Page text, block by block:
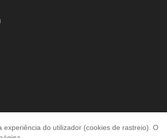
do utilizador (cookies de rastreio). O